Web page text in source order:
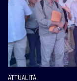
ATTUALITÀ